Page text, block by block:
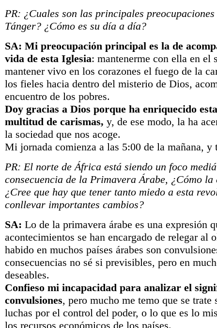
PR: ¿Cuales son las principales
Tánger? ¿Cómo es su día a día?
SA: Mi preocupación principal es la de
vida de esta Iglesia: mantenerme con ella en el
mantener vivo en los corazones el fuego de la
los fieles hacia dentro del misterio de Dios,
encuentro de los pobres.
Doy gracias a Dios porque ha enriquecido
multitud de carismas, y, de ese modo, la ha
la sociedad que nos acoge.
Mi jornada comienza a las 5:00 de la mañana, y
PR: El norte de África está siendo un foco
consecuencia de la Primavera Árabe, ¿Cómo la
¿Cree que hay que tener tanto miedo a esta
conllevar importantes cambios?
SA: Lo de la primavera árabe es una expresión
acontecimientos se han encargado de relegar al
habido en muchos países árabes son
consecuencias no sé si previsibles, pero en
deseables.
Confieso mi incapacidad para analizar el
convulsiones, pero mucho me temo que se trate
luchas por el control del poder, o lo que es lo
los recursos económicos de los países.